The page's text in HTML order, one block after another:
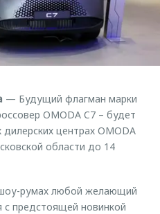
— Будущий флагман марки
OMODA C7 – будет
центрах OMODA
области до 14
румах любой желающий
предстоящей новинкой